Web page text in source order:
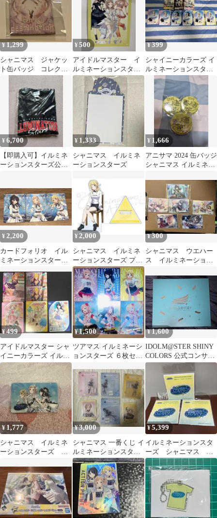
¥1,299
シャニマス ジャケッ
ト缶バッジ コレクシ
ョン イルミネーション
スターズ
¥500
アイドルマスター イ
ルミネーションスター
ズ イラストカード
¥399
シャイニーカラーズ イ
ルミネーションスター
ズ 9枚セット
¥6,700
【即購入可】イルミネ
ーションスターズ公式
¥ 1,333
シャニマス イルミネ
ーションスターズ
¥ 1,666
アニサマ 2024 缶バッジ
シャニマス イルミネー
¥ 2,200
カードフォリオ イル
ミネーションスター
る
¥ 2,000
シャニマス イルミネ
ーションスターズ プロ
デュース 公式アクスタ
八宮めぐる
¥300
シャニマス ウエハー
ス イルミネーション
¥499
アイドルマスター シャ
イニーカラーズ イルミ
ネーションスターズ カ
ードフォリオ
¥1,500
ツアマス イルミネーシ
ョンスターズ ６枚セッ
¥1,600
IDOLM@STER SHINY
COLORS 公式コンサー
トライト セット
¥1,777
シャニマス イルミネ
ーションスターズ 秋
¥3,000
シャニマス 一番くじ イ
ルミネーションスター
ズアクリルスタンド招
待状 セット
¥5,399
イルミネーションスタ
ーズ シャニマス ス
テッカー イルミネ
シール アイマス